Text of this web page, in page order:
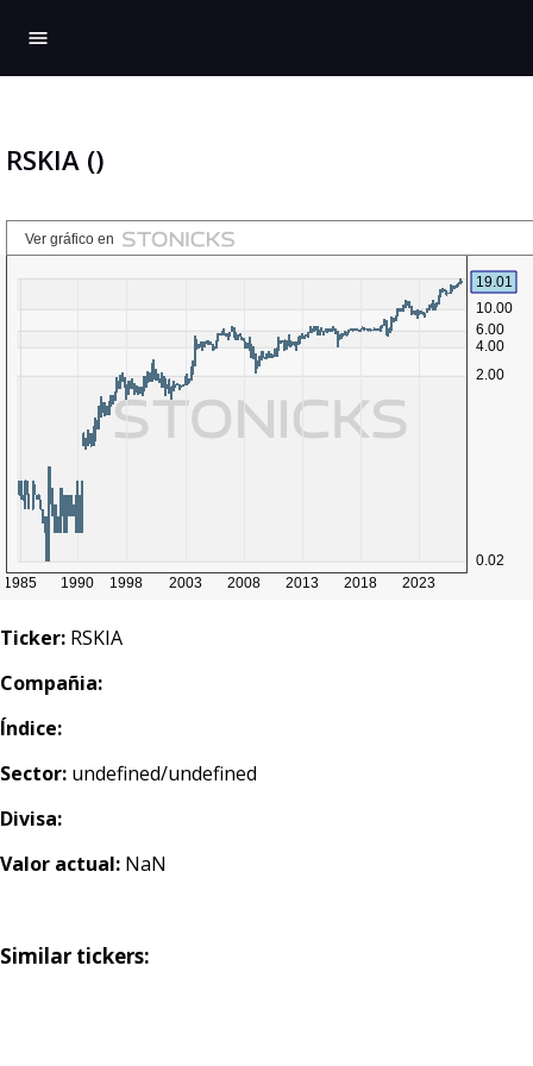
menu
RSKIA ()
Ticker: RSKIA
Compañia:
Índice:
Sector: undefined/undefined
Divisa:
Valor actual: NaN
Similar tickers: